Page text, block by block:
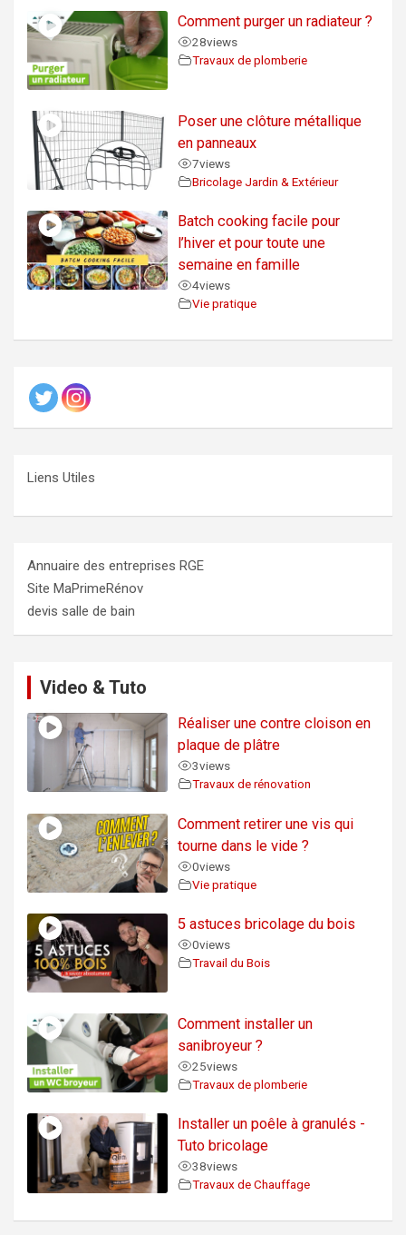
Comment purger un radiateur ?
28views
Travaux de plomberie
Poser une clôture métallique
en panneaux
7views
Bricolage Jardin & Extérieur
Batch cooking facile pour
l’hiver et pour toute une
semaine en famille
4views
Vie pratique
Liens Utiles
Annuaire des entreprises RGE
Site MaPrimeRénov
devis salle de bain
Video & Tuto
Réaliser une contre cloison en
plaque de plâtre
3views
Travaux de rénovation
Comment retirer une vis qui
tourne dans le vide ?
0views
Vie pratique
5 astuces bricolage du bois
0views
Travail du Bois
Comment installer un
sanibroyeur ?
25views
Travaux de plomberie
Installer un poêle à granulés -
Tuto bricolage
38views
Travaux de Chauffage